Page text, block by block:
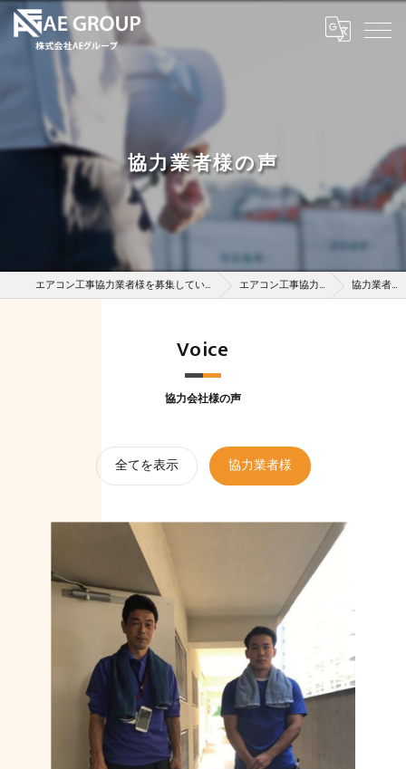
協力業者様の声
エアコン工事協力業者様を募集している株式会社AEグループ エアコン工事協力業者様募集 協力業者様の声
Voice
協力会社様の声
全てを表示 協力業者様